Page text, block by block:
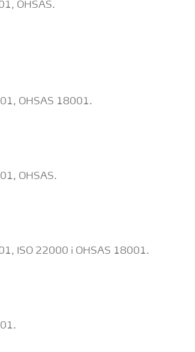
OHSAS.
OHSAS 18001.
OHSAS.
ISO 22000 i OHSAS 18001.